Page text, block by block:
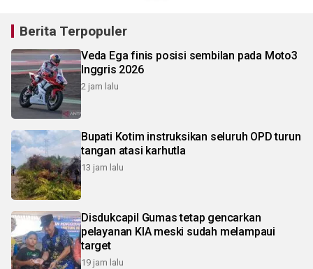
Berita Terpopuler
Veda Ega finis posisi sembilan pada Moto3
Inggris 2026
2 jam lalu
Bupati Kotim instruksikan seluruh OPD turun
tangan atasi karhutla
13 jam lalu
Disdukcapil Gumas tetap gencarkan
pelayanan KIA meski sudah melampaui
target
19 jam lalu